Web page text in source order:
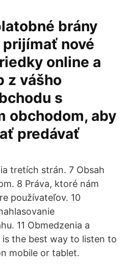
brány
nové
online a
z vášho
s
obchodom, aby
predávať
tretích strán. 7 Obsah
8 Práva, ktoré nám
používateľov. 10
11 Obmedzenia a
the best way to listen to
mobile or tablet.